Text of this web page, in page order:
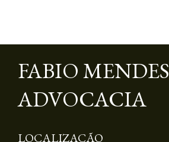
FABIO MENDES
ADVOCACIA
LOCALIZAÇÃO